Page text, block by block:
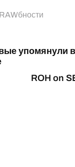
упомянули в
ROH on